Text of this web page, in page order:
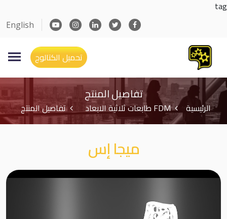
tag
English
تحميل الكتالوج
تفاصيل المنتج
الرئيسية FDM طابعات ثلاثية الابعاد تفاصيل المنتج
ميجا إس